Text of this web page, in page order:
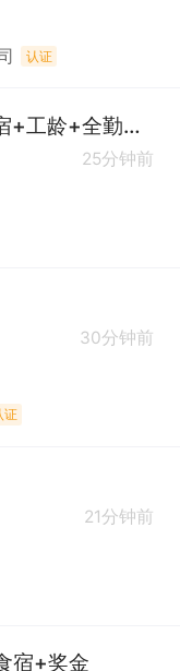
认证
预装员3000-5000五险+包食宿+工龄+全勤奖+优秀员工奖
25分钟前
30分钟前
证
21分钟前
宿+奖金